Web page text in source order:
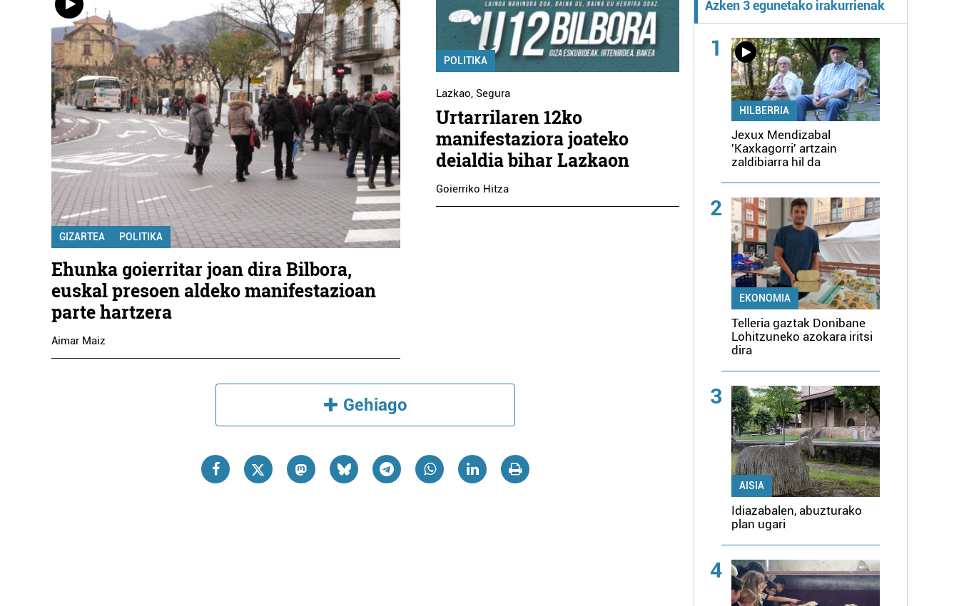
GIZARTEA POLITIKA
Ehunka goierritar joan dira Bilbora,
euskal presoen aldeko manifestazioan
parte hartzera
Aimar Maiz
POLITIKA
Lazkao, Segura
Urtarrilaren 12ko
manifestaziora joateko
deialdia bihar Lazkaon
Goierriko Hitza
Gehiago
Azken 3 egunetako irakurrienak
1
HILBERRIA
Jexux Mendizabal
'Kaxkagorri' artzain
zaldibiarra hil da
2
EKONOMIA
Telleria gaztak Donibane
Lohitzuneko azokara iritsi
dira
3
AISIA
Idiazabalen, abuzturako
plan ugari
4